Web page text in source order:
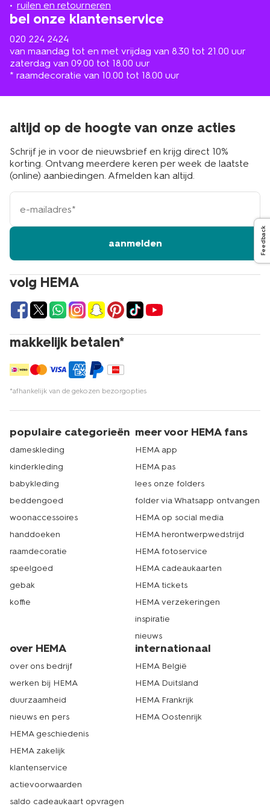
ruilen en retourneren
bel onze klantenservice
020 224 2424
van maandag tot en met vrijdag van 8.30 tot 21.00 uur
zaterdag van 09.00 tot 18.00 uur
* raamdecoratie van 10.00 tot 18.00 uur
volg HEMA
makkelijk betalen*
*afhankelijk van de gekozen bezorgopties
altijd op de hoogte van onze acties
Schrijf je in voor de nieuwsbrief en krijg direct 10%
korting. Ontvang meerdere keren per week de laatste
(online) aanbiedingen. Afmelden kan altijd.
e-
mailadres
aanmelden
populaire categorieën
dameskleding
kinderkleding
babykleding
beddengoed
woonaccessoires
handdoeken
raamdecoratie
speelgoed
gebak
koffie
meer voor HEMA fans
HEMA app
HEMA pas
lees onze folders
folder via Whatsapp ontvangen
HEMA op social media
HEMA herontwerpwedstrijd
HEMA fotoservice
HEMA cadeaukaarten
HEMA tickets
HEMA verzekeringen
inspiratie
nieuws
over HEMA
over ons bedrijf
werken bij HEMA
duurzaamheid
nieuws en pers
HEMA geschiedenis
HEMA zakelijk
klantenservice
actievoorwaarden
saldo cadeaukaart opvragen
internationaal
HEMA België
HEMA Duitsland
HEMA Frankrijk
HEMA Oostenrijk
Feedback